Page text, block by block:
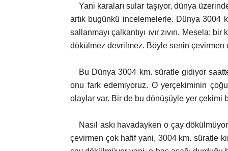
Yani karaları sular taşıyor, dünya
artık bugünkü incelemelerle. Dünya 3004
sallanmayı çalkantıyı ıvır zıvırı. Mesela;
dökülmez devrilmez. Böyle senin çevirmen
Bu Dünya 3004 km. süratle gidiyor
onu fark edemiyoruz. O yerçekiminin
olaylar var. Bir de bu dönüşüyle yer çekimi
Nasıl askı havadayken o çay
çevirmen çok hafif yani, 3004 km. süratle